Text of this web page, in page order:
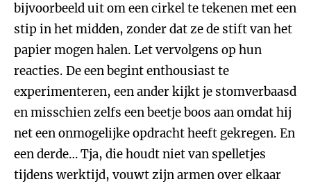
bijvoorbeeld uit om een cirkel te tekenen met een
stip in het midden, zonder dat ze de stift van het
papier mogen halen. Let vervolgens op hun
reacties. De een begint enthousiast te
experimenteren, een ander kijkt je stomverbaasd
en misschien zelfs een beetje boos aan omdat hij
net een onmogelijke opdracht heeft gekregen. En
een derde… Tja, die houdt niet van spelletjes
tijdens werktijd, vouwt zijn armen over elkaar